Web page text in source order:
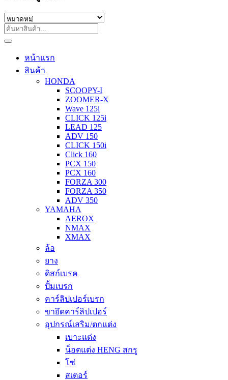
หน้าแรก
สินค้า
HONDA
SCOOPY-I
ZOOMER-X
Wave 125i
CLICK 125i
LEAD 125
ADV 150
CLICK 150i
Click 160
PCX 150
PCX 160
FORZA 300
FORZA 350
ADV 350
YAMAHA
AEROX
NMAX
XMAX
ล้อ
ยาง
ดิสก์เบรค
ปั้มเบรก
คาร์ลิปเปอร์เบรก
ขายึดคาร์ลิปเปอร์
อุปกรณ์เสริม/ตกแต่ง
เบาะแต่ง
น็อตแต่ง HENG สกรู
โซ่
สเตอร์